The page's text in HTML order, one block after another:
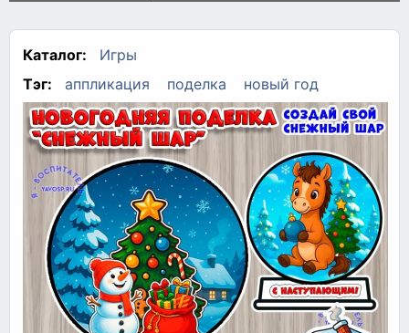
Каталог:
Игры
Тэг:
аппликация поделка новый год